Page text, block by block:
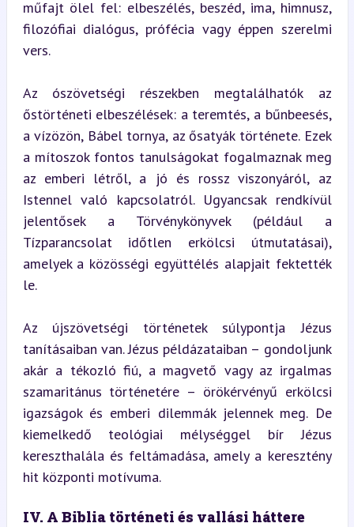
műfajt ölel fel: elbeszélés, beszéd, ima, himnusz,
filozófiai dialógus, prófécia vagy éppen szerelmi
vers.
Az ószövetségi részekben megtalálhatók az
őstörténeti elbeszélések: a teremtés, a bűnbeesés,
a vízözön, Bábel tornya, az ősatyák története. Ezek
a mítoszok fontos tanulságokat fogalmaznak meg
az emberi létről, a jó és rossz viszonyáról, az
Istennel való kapcsolatról. Ugyancsak rendkívül
jelentősek a Törvénykönyvek (például a
Tízparancsolat időtlen erkölcsi útmutatásai),
amelyek a közösségi együttélés alapjait fektették
le.
Az újszövetségi történetek súlypontja Jézus
tanításaiban van. Jézus példázataiban – gondoljunk
akár a tékozló fiú, a magvető vagy az irgalmas
szamaritánus történetére – örökérvényű erkölcsi
igazságok és emberi dilemmák jelennek meg. De
kiemelkedő teológiai mélységgel bír Jézus
kereszthalála és feltámadása, amely a keresztény
hit központi motívuma.
IV. A Biblia történeti és vallási háttere